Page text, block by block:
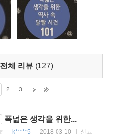
전체 리뷰 (127)
2 3
폭넓은 생각을 위한...
k*****5 2018-03-10 신고